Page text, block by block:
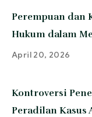
Perempuan dan
Hukum dalam
April 20, 2026
Kontroversi
Peradilan Kasus